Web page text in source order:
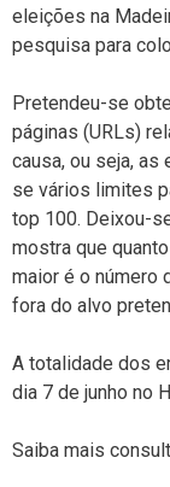
eleições na
pesquisa para
Pretendeu-se
páginas (URLs)
causa, ou seja,
se vários limites
top 100. Deixou-
mostra que
maior é o número
fora do alvo
A totalidade dos
dia 7 de junho no
Saiba mais